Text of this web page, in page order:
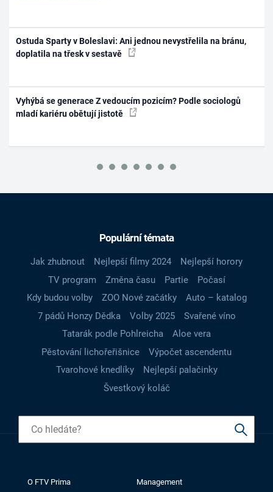
Ostuda Sparty v Boleslavi: Ani jednou nevystřelila na bránu,
doplatila na třesk v sestavě
Vyhýbá se generace Z vedoucím pozicím? Podle sociologů
mladí kariéru obětují jistotě
Populární témata
Jak zhubnout Nejlepší filmy 2024
Nejlepší horory
TV program
Změna času Partie
Počasí
Kdy budou volby
ZOO Nové začátky
Auto – katalog
7 pádů Honzy Dědka
Volby 2025
Svařené víno
Tatarák podle Pohlreicha
Aloe vera
Pěstování lichořeřišnice
Výpočet ascendentu
Tvarohové knedlíky
Nejlepší palačinky
Švestkový koláč
O FTV Prima
Management